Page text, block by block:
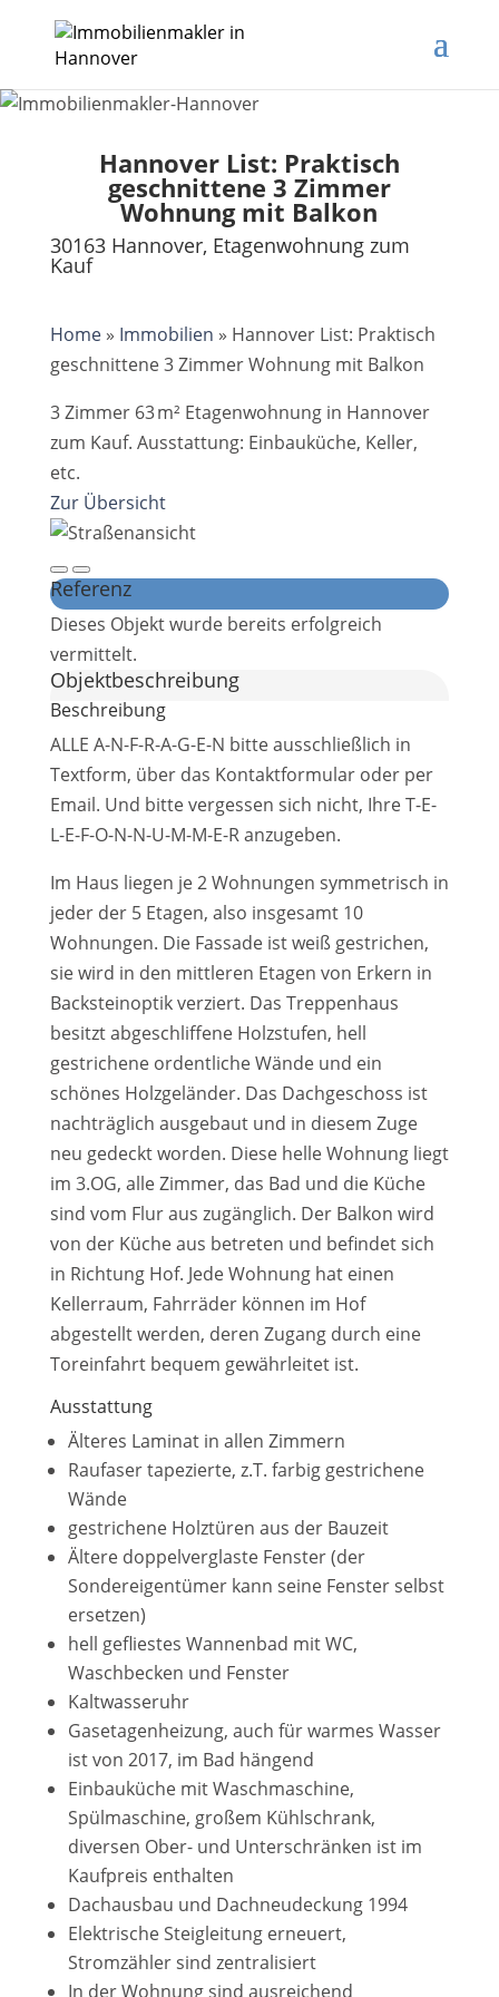
Hannover List: Praktisch
geschnittene 3 Zimmer
Wohnung mit Balkon
30163 Hannover, Etagenwohnung zum
Kauf
Home» Immobilien » Hannover List: Praktisch
geschnittene 3 Zimmer Wohnung mit Balkon
3 Zimmer 63 m² Etagenwohnung in Hannover
zum Kauf. Ausstattung: Einbauküche, Keller,
etc.
Zur Übersicht
Referenz
Dieses Objekt wurde bereits erfolgreich
vermittelt.
Objekt­beschreibung
Beschreibung
ALLE A-N-F-R-A-G-E-N bitte ausschließlich in
Textform, über das Kontaktformular oder per
Email. Und bitte vergessen sich nicht, Ihre T-E-
L-E-F-O-N-N-U-M-M-E-R anzugeben.
Im Haus liegen je 2 Wohnungen symmetrisch in
jeder der 5 Etagen, also insgesamt 10
Wohnungen. Die Fassade ist weiß gestrichen,
sie wird in den mittleren Etagen von Erkern in
Backsteinoptik verziert. Das Treppenhaus
besitzt abgeschliffene Holzstufen, hell
gestrichene ordentliche Wände und ein
schönes Holzgeländer. Das Dachgeschoss ist
nachträglich ausgebaut und in diesem Zuge
neu gedeckt worden. Diese helle Wohnung liegt
im 3.OG, alle Zimmer, das Bad und die Küche
sind vom Flur aus zugänglich. Der Balkon wird
von der Küche aus betreten und befindet sich
in Richtung Hof. Jede Wohnung hat einen
Kellerraum, Fahrräder können im Hof
abgestellt werden, deren Zugang durch eine
Toreinfahrt bequem gewährleitet ist.
Ausstattung
Älteres Laminat in allen Zimmern
Raufaser tapezierte, z.T. farbig gestrichene
Wände
gestrichene Holztüren aus der Bauzeit
Ältere doppelverglaste Fenster (der
Sondereigentümer kann seine Fenster selbst
ersetzen)
hell gefliestes Wannenbad mit WC,
Waschbecken und Fenster
Kaltwasseruhr
Gasetagenheizung, auch für warmes Wasser
ist von 2017, im Bad hängend
Einbauküche mit Waschmaschine,
Spülmaschine, großem Kühlschrank,
diversen Ober- und Unterschränken ist im
Kaufpreis enthalten
Dachausbau und Dachneudeckung 1994
Elektrische Steigleitung erneuert,
Stromzähler sind zentralisiert
In der Wohnung sind ausreichend